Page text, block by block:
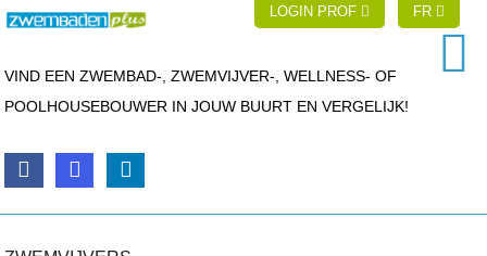
LOGIN PROF FR
VIND EEN ZWEMBAD-, ZWEMVIJVER-, WELLNESS- OF
POOLHOUSEBOUWER IN JOUW BUURT EN VERGELIJK!